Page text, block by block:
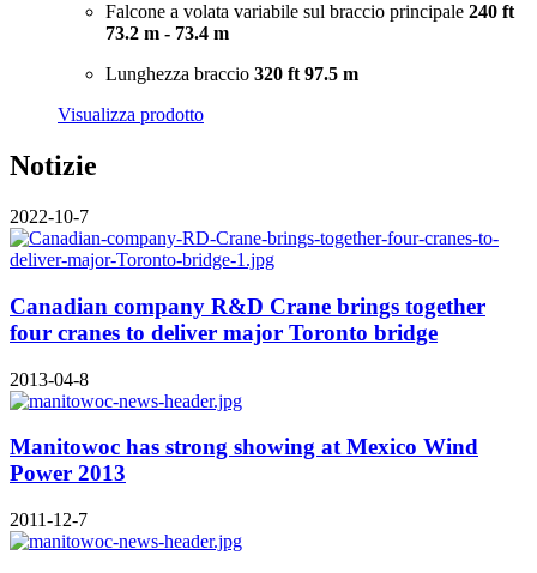
Falcone a volata variabile sul braccio principale 240 ft
73.2 m - 73.4 m
Lunghezza braccio 320 ft 97.5 m
Visualizza prodotto
Notizie
2022-10-7
Canadian company R&D Crane brings together
four cranes to deliver major Toronto bridge
2013-04-8
Manitowoc has strong showing at Mexico Wind
Power 2013
2011-12-7